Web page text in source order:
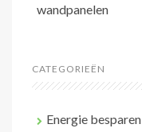
wandpanelen
CATEGORIEËN
Energie besparen